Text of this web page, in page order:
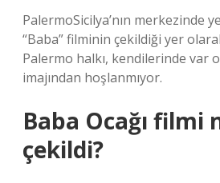
PalermoSicilya’nın merkezinde
“Baba” filminin çekildiği yer
Palermo halkı, kendilerinde var
imajından hoşlanmıyor.
Baba Ocağı filmi
çekildi?